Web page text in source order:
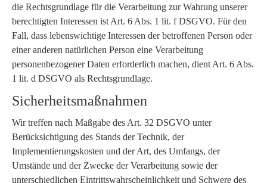
die Rechtsgrundlage für die Verarbeitung zur Wahrung unserer
berechtigten Interessen ist Art. 6 Abs. 1 lit. f DSGVO. Für den
Fall, dass lebenswichtige Interessen der betroffenen Person oder
einer anderen natürlichen Person eine Verarbeitung
personenbezogener Daten erforderlich machen, dient Art. 6 Abs.
1 lit. d DSGVO als Rechtsgrundlage.
Sicherheitsmaßnahmen
Wir treffen nach Maßgabe des Art. 32 DSGVO unter
Berücksichtigung des Stands der Technik, der
Implementierungskosten und der Art, des Umfangs, der
Umstände und der Zwecke der Verarbeitung sowie der
unterschiedlichen Eintrittswahrscheinlichkeit und Schwere des